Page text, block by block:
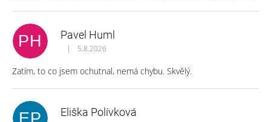
PH Pavel Huml
Hodnocení obchodu je 5 z 5 hvězdiček.
| 5.8.2026
Zatím, to co jsem ochutnal, nemá chybu. Skvělý.
EP Eliška Polívková